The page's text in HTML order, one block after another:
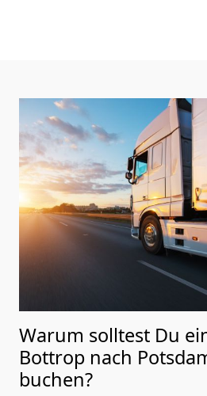
Warum solltest Du
Bottrop nach
buchen?